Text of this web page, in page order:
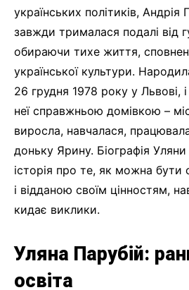
українських політиків, Андрія
завжди трималася подалі від
обираючи тихе життя,
української культури.
26 грудня 1978 року у Львові,
неї справжньою домівкою –
виросла, навчалася,
доньку Ярину. Біографія
історія про те, як можна
і відданою своїм цінностям,
кидає виклики.
Уляна Парубій:
освіта